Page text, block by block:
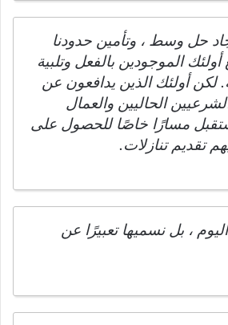
حل وسط ، وتأمين حدودنا
الموجودين بالفعل وتلبية
لكن أولئك الذين يدافعون عن
الحاليين والعمال
مسارًا خاصًا للحصول على
تقديم تنازلات.
، بل نسميها تعبيرًا عن